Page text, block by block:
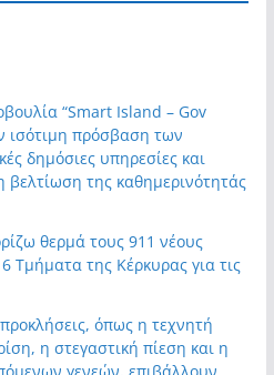
“Smart Island – Gov
ισότιμη πρόσβαση των
δημόσιες υπηρεσίες και
βελτίωση της καθημερινότητάς
θερμά τους 911 νέους
Τμήματα της Κέρκυρας για τις
όπως η τεχνητή
η στεγαστική πίεση και η